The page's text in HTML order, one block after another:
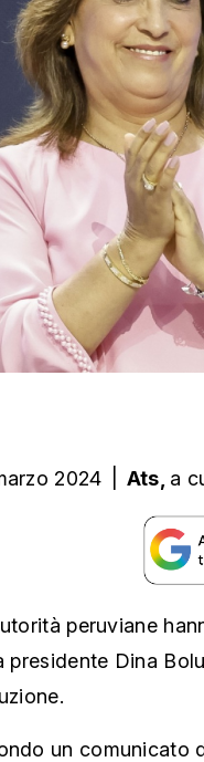
2024 Ats, a
peruviane
presidente Dina
un comunicato